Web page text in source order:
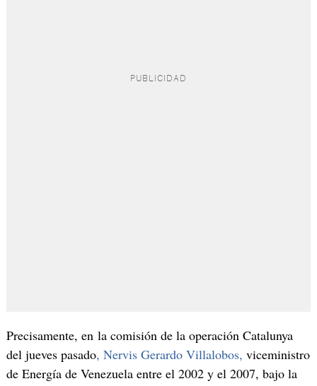
Precisamente, en la comisión de la operación Catalunya
del jueves pasado, Nervis Gerardo Villalobos, viceministro
de Energía de Venezuela entre el 2002 y el 2007, bajo la